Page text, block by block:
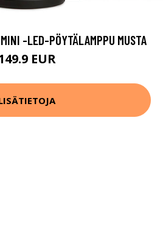
-LED-PÖYTÄLAMPPU MUSTA
EUR